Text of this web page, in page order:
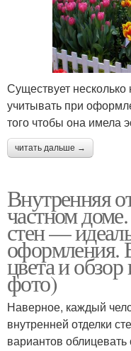
Существует
учитывать при
того чтобы она имела
читать дальше →
Внутренняя
частном
стен —
оформления.
цвета и
фото)
Наверное, каждый
внутренней отделки
вариантов облицевать